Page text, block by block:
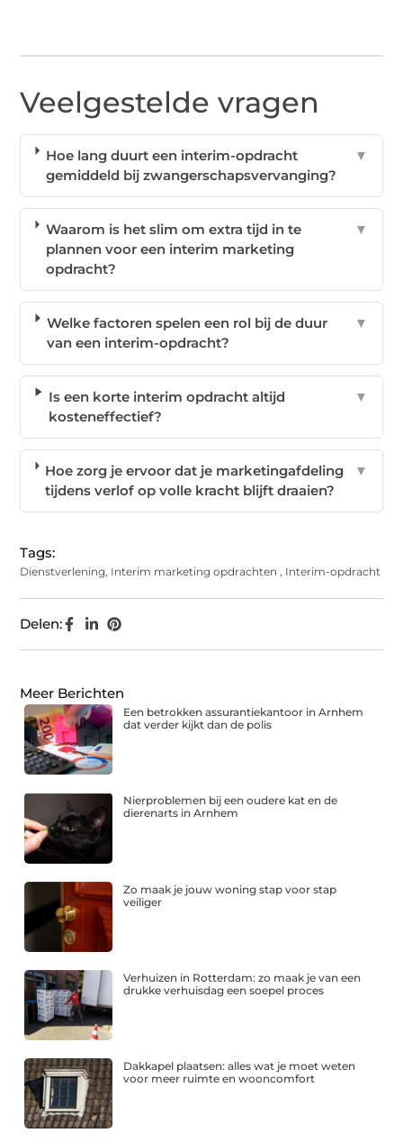
Veelgestelde vragen
Hoe lang duurt een interim-opdracht
gemiddeld bij zwangerschapsvervanging?
▼
Waarom is het slim om extra tijd in te
plannen voor een interim marketing
opdracht?
▼
Welke factoren spelen een rol bij de duur
van een interim-opdracht?
▼
Is een korte interim opdracht altijd
kosteneffectief?
▼
Hoe zorg je ervoor dat je marketingafdeling
tijdens verlof op volle kracht blijft draaien?
▼
Tags:
Dienstverlening, Interim marketing opdrachten , Interim-opdracht
Delen:
Meer Berichten
Een betrokken assurantiekantoor in Arnhem
dat verder kijkt dan de polis
Nierproblemen bij een oudere kat en de
dierenarts in Arnhem
Zo maak je jouw woning stap voor stap
veiliger
Verhuizen in Rotterdam: zo maak je van een
drukke verhuisdag een soepel proces
Dakkapel plaatsen: alles wat je moet weten
voor meer ruimte en wooncomfort